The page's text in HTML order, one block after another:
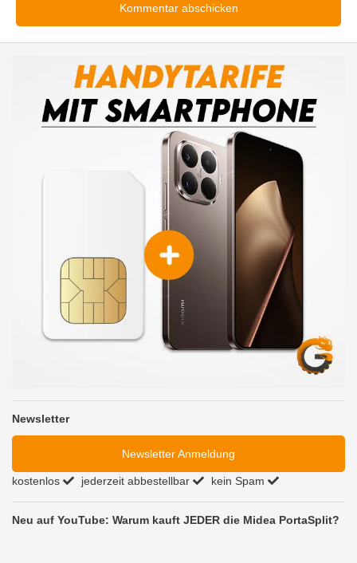
Newsletter
Newsletter Anmeldung
kostenlos jederzeit abbestellbar kein Spam
Neu auf YouTube: Warum kauft JEDER die Midea PortaSplit?